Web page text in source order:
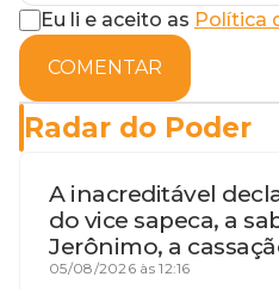
Eu li e aceito as Política
COMENTAR
Radar do Poder
A inacreditável
do vice sapeca, a
Jerônimo, a
desembargadora e
05/08/2026 às 12:16